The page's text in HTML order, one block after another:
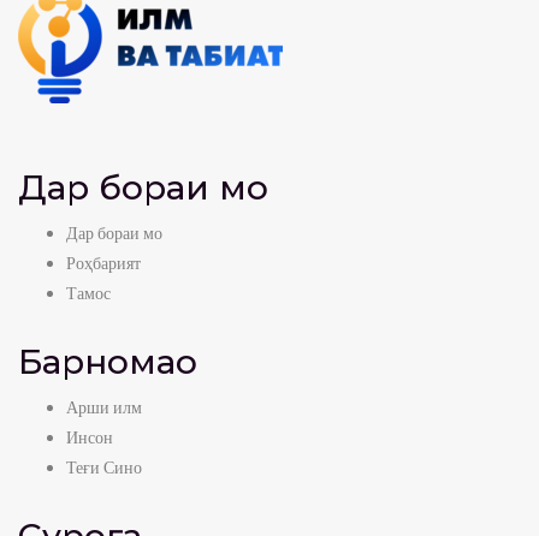
Дар бораи мо
Дар бораи мо
Роҳбарият
Тамос
Барномаҳо
Арши илм
Инсон
Теғи Сино